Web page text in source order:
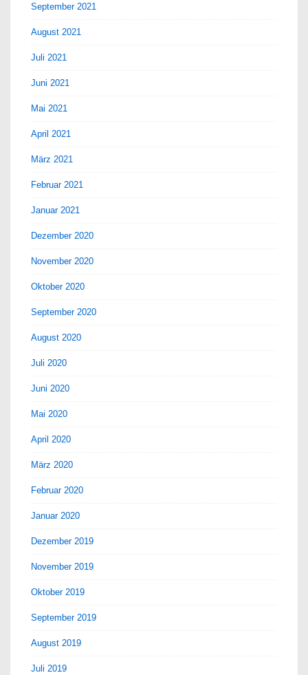
September 2021
August 2021
Juli 2021
Juni 2021
Mai 2021
April 2021
März 2021
Februar 2021
Januar 2021
Dezember 2020
November 2020
Oktober 2020
September 2020
August 2020
Juli 2020
Juni 2020
Mai 2020
April 2020
März 2020
Februar 2020
Januar 2020
Dezember 2019
November 2019
Oktober 2019
September 2019
August 2019
Juli 2019